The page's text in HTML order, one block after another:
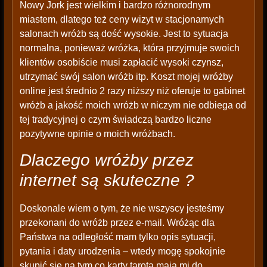
Nowy Jork jest wielkim i bardzo różnorodnym
miastem, dlatego też ceny wizyt w stacjonarnych
salonach wróżb są dość wysokie. Jest to sytuacja
normalna, ponieważ wróżka, która przyjmuje swoich
klientów osobiście musi zapłacić wysoki czynsz,
utrzymać swój salon wróżb itp. Koszt mojej wróżby
online jest średnio 2 razy niższy niż oferuje to gabinet
wróżb a jakość moich wróżb w niczym nie odbiega od
tej tradycyjnej o czym świadczą bardzo liczne
pozytywne opinie o moich wróżbach.
Dlaczego wróżby przez
internet są skuteczne ?
Doskonale wiem o tym, że nie wszyscy jesteśmy
przekonani do wróżb przez e-mail. Wróżąc dla
Państwa na odległość mam tylko opis sytuacji,
pytania i daty urodzenia – wtedy mogę spokojnie